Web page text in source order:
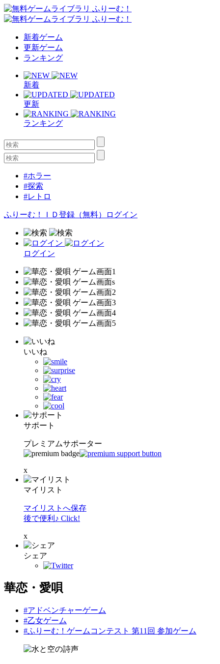
新着ゲーム
更新ゲーム
ランキング
新着
更新
ランキング
#ホラー
#探索
#レトロ
ふりーむ！ＩＤ登録（無料） ログイン
ログイン
いいね
サポート
プレミアムサポーター
x
マイリスト
マイリストへ保存
後で便利♪ Click!
x
シェア
華恋・愛唄
#アドベンチャーゲーム
#乙女ゲーム
#ふりーむ！ゲームコンテスト 第11回 参加ゲーム